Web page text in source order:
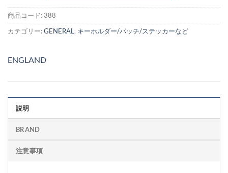
商品コード: 388
カテゴリー:GENERAL, キーホルダー/パッチ/ステッカーなど
ENGLAND
説明
BRAND
注意事項